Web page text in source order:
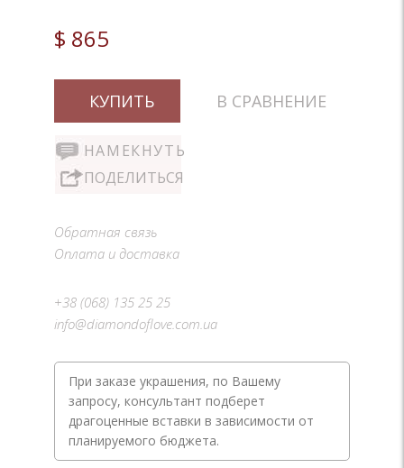
$ 865
КУПИТЬ В СРАВНЕНИЕ
НАМЕКНУТЬ
ПОДЕЛИТЬСЯ
Обратная связь
Оплата и доставка
+38 (068) 135 25 25
info@diamondoflove.com.ua
При заказе украшения, по Вашему
запросу, консультант подберет
драгоценные вставки в зависимости от
планируемого бюджета.